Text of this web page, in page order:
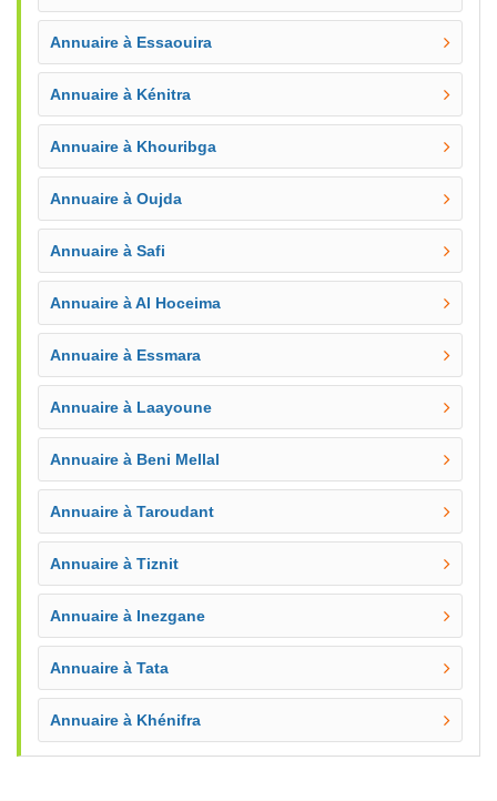
Annuaire à Essaouira
Annuaire à Kénitra
Annuaire à Khouribga
Annuaire à Oujda
Annuaire à Safi
Annuaire à Al Hoceima
Annuaire à Essmara
Annuaire à Laayoune
Annuaire à Beni Mellal
Annuaire à Taroudant
Annuaire à Tiznit
Annuaire à Inezgane
Annuaire à Tata
Annuaire à Khénifra